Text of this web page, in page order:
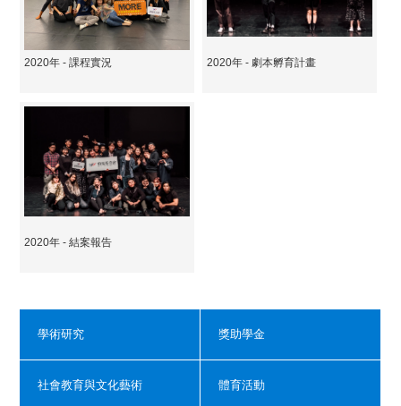
2020年 - 課程實況 2020年 - 劇本孵育計畫
2020年 - 結案報告
學術研究 獎助學金
社會教育與文化藝術 體育活動